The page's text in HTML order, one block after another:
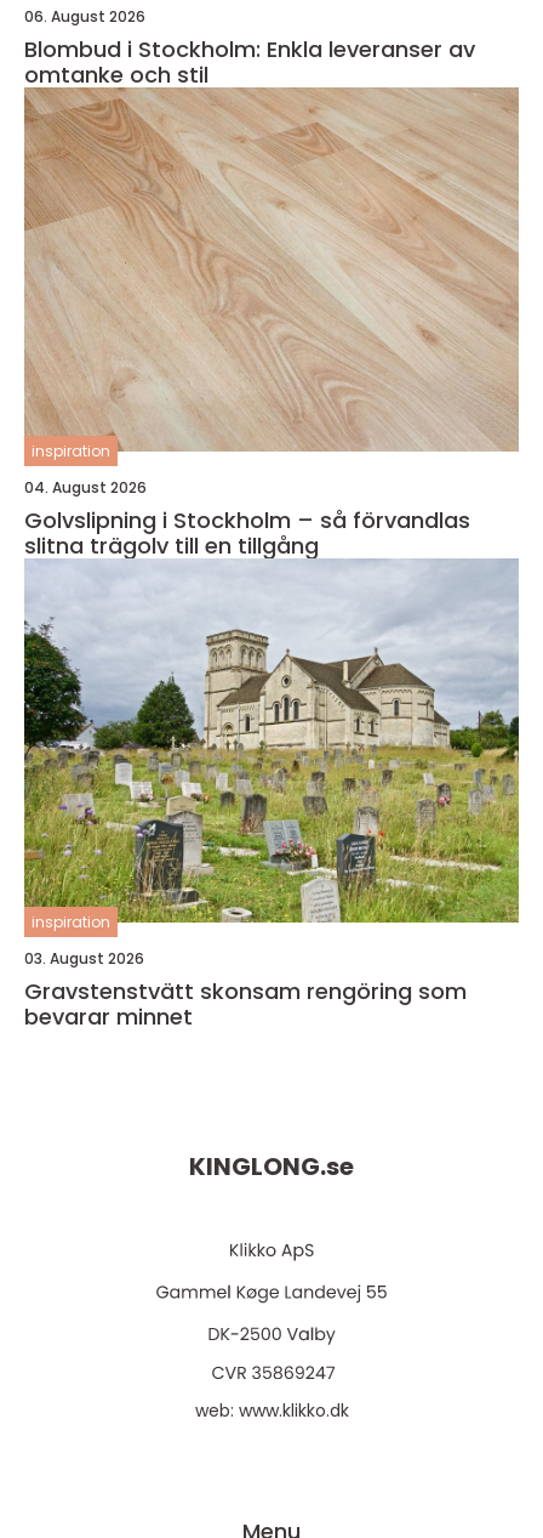
06. August 2026
Blombud i Stockholm: Enkla leveranser av
omtanke och stil
inspiration
04. August 2026
Golvslipning i Stockholm – så förvandlas
slitna trägolv till en tillgång
inspiration
03. August 2026
Gravstenstvätt skonsam rengöring som
bevarar minnet
KINGLONG.se
web: www.klikko.dk
Menu